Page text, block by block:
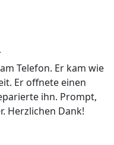
Telefon. Er kam wie
Er offnete einen
ihn. Prompt,
Herzlichen Dank!